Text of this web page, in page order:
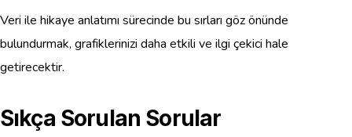
Veri ile hikaye anlatımı sürecinde bu sırları göz önünde
bulundurmak, grafiklerinizi daha etkili ve ilgi çekici hale
getirecektir.
Sıkça Sorulan Sorular